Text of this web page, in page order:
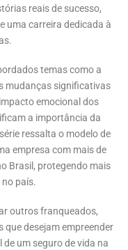
reais de sucesso,
uma carreira dedicada à
temas como a
mudanças significativas
emocional dos
a importância da
ressalta o modelo de
empresa com mais de
Brasil, protegendo mais
no país.
outros franqueados,
que desejam empreender
um seguro de vida na